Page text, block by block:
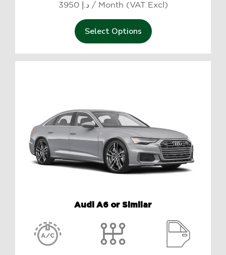
Select Options
3950 د.إ / Month (VAT Excl)
Audi A6 or Similar